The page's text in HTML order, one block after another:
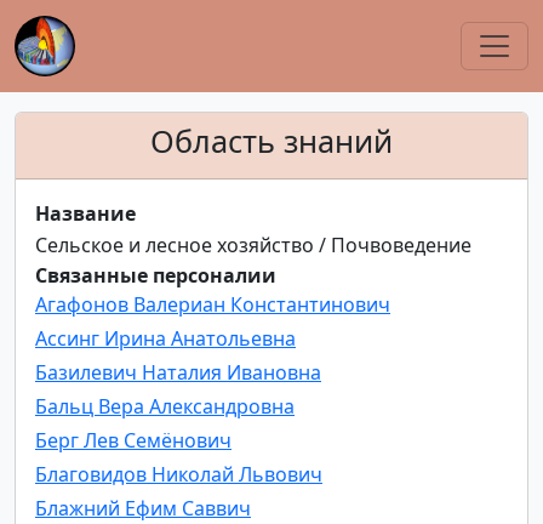
Область знаний
Название
Сельское и лесное хозяйство / Почвоведение
Связанные персоналии
Агафонов Валериан Константинович
Ассинг Ирина Анатольевна
Базилевич Наталия Ивановна
Бальц Вера Александровна
Берг Лев Семёнович
Благовидов Николай Львович
Блажний Ефим Саввич